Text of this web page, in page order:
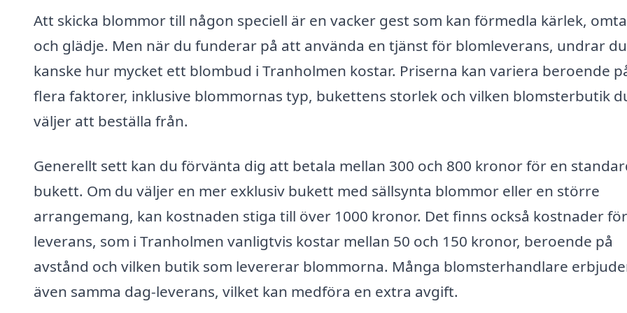
Att skicka blommor till någon speciell är en vacker gest som kan förmedla kärlek,
och glädje. Men när du funderar på att använda en tjänst för blomleverans, undrar du
kanske hur mycket ett blombud i Tranholmen kostar. Priserna kan variera beroende
flera faktorer, inklusive blommornas typ, bukettens storlek och vilken blomsterbutik
väljer att beställa från.
Generellt sett kan du förvänta dig att betala mellan 300 och 800 kronor för en
bukett. Om du väljer en mer exklusiv bukett med sällsynta blommor eller en större
arrangemang, kan kostnaden stiga till över 1000 kronor. Det finns också kostnader för
leverans, som i Tranholmen vanligtvis kostar mellan 50 och 150 kronor, beroende på
avstånd och vilken butik som levererar blommorna. Många blomsterhandlare
även samma dag-leverans, vilket kan medföra en extra avgift.